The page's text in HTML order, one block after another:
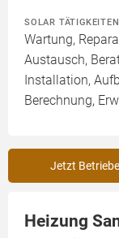
SOLAR TÄTIGKEITEN
Wartung,
Austausch,
Installation,
Berechnung,
Jetzt
Heizung